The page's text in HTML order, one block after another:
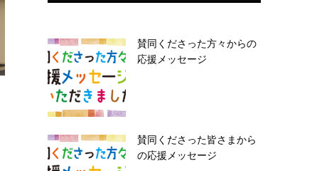
賛同くださった方々からの
応援メッセージ
賛同くださった皆さまから
の応援メッセージ